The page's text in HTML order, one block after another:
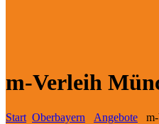
m-Verleih
Start Oberbayern Angebote